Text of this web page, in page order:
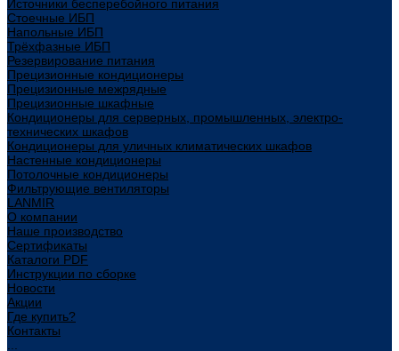
Источники бесперебойного питания
Стоечные ИБП
Напольные ИБП
Трёхфазные ИБП
Резервирование питания
Прецизионные кондиционеры
Прецизионные межрядные
Прецизионные шкафные
Кондиционеры для серверных, промышленных, электро-
технических шкафов
Кондиционеры для уличных климатических шкафов
Настенные кондиционеры
Потолочные кондиционеры
Фильтрующие вентиляторы
LANMIR
О компании
Наше производство
Сертификаты
Каталоги PDF
Инструкции по сборке
Новости
Акции
Где купить?
Контакты